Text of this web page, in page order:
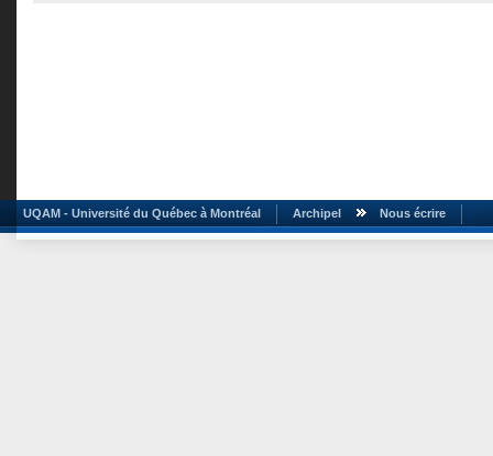
UQAM - Université du Québec à Montréal Archipel Nous écrire